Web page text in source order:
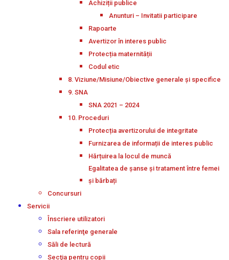
Achiziții publice
Anunturi – Invitatii participare
Rapoarte
Avertizor în interes public
Protecția maternității
Codul etic
8. Viziune/Misiune/Obiective generale și specifice
9. SNA
SNA 2021 – 2024
10. Proceduri
Protecția avertizorului de integritate
Furnizarea de informații de interes public
Hărțuirea la locul de muncă
Egalitatea de șanse și tratament între femei
și bărbați
Concursuri
Servicii
Înscriere utilizatori
Sala referinţe generale
Săli de lectură
Secţia pentru copii